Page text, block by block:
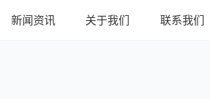
新闻资讯 关于我们 联系我们